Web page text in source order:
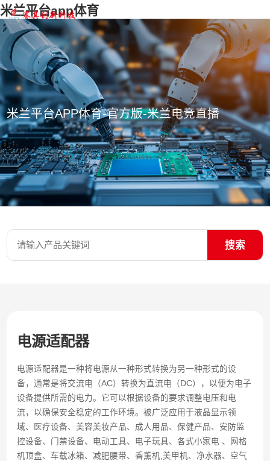
米兰平台app体育
米兰平台APP体育-官方版-米兰电竞直播
搜索
电源适配器
电源适配器是一种将电源从一种形式转换为另一种形式的设
备，通常是将交流电（AC）转换为直流电（DC），以便为电子
设备提供所需的电力。它可以根据设备的要求调整电压和电
流，以确保安全稳定的工作环境。被广泛应用于液晶显示领
域、医疗设备、美容美妆产品、成人用品、保健产品、安防监
控设备、门禁设备、电动工具、电子玩具、各式小家电 、网格
机顶盒、车载冰箱、减肥腰带、香薰机,美甲机、净水器、空气